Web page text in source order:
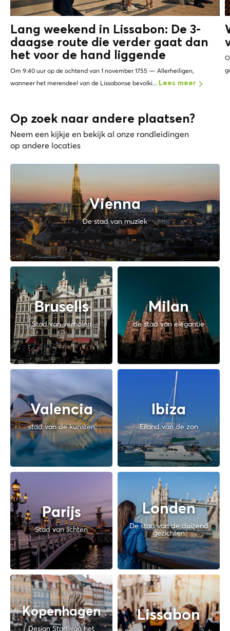
Lang weekend in Lissabon: De 3-
daagse route die verder gaat dan
het voor de hand liggende
Om 9:40 uur op de ochtend van 1 november 1755 — Allerheiligen,
wanneer het merendeel van de Lissabonse bevolki... Lees meer
Op zoek naar andere plaatsen?
Neem een kijkje en bekijk al onze rondleidingen
op andere locaties
Vienna
De stad van muziek
Brusells
Stad van verhalen
Milan
de stad van elegantie
Valencia
stad van de kunsten
Ibiza
Eiland van de zon
Parijs
Stad van lichten
Londen
De stad van de duizend
gezichten
Kopenhagen
Design Stad van het
Lissabon